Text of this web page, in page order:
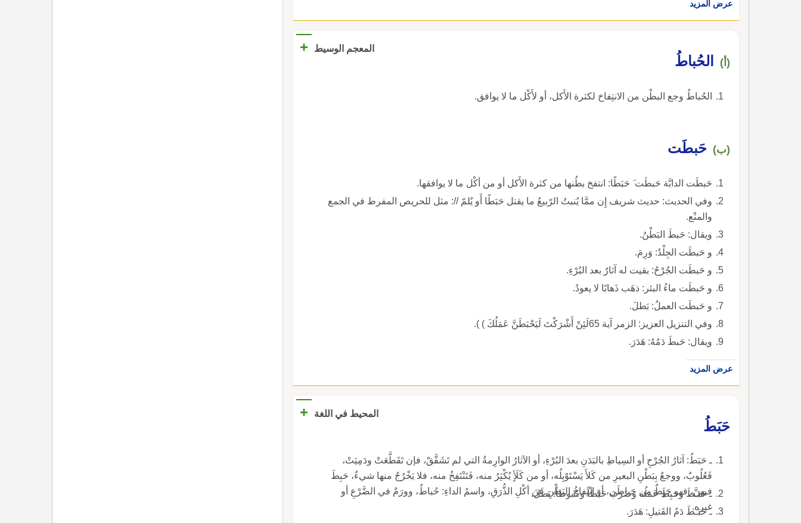
عرض المزيد
المعجم الوسيط +
(أ) الحُباطُ
الحُباطُ وجع البطْن من الانتِفاخ لكثرة الأَكل، أو لأَكْل ما لا يوافق.
(ب) حَبطَت
حَبطَت الدابَّة حَبطَت َ حَبَطًا: انتفخ بطُنها من كثرة الأَكل أو من أكْل ما لا يوافقها.
وفي الحديث: حديث شريف إِن ممَّا يُنبتُ الرّبيعُ ما يقتل حَبَطًا أَو يُلمّ //: مثل للحريص المفرط في الجمع
والمنْع.
ويقال: حَبطَ البَطْنُ.
و حَبطَت الجِلْدُ: وَرِمَ.
و حَبطَت الجُرْحُ: بقيت له آثارٌ بعد البُرْءِ.
و حَبطَت ماءُ البئر: ذهَب ذَهابًا لا يعودُ.
و حَبطَت العملُ: بَطلَ.
وفي التنزيل العزيز: الزمر آية 65لَئِنْ أَشْرَكْتَ لَيَحْبَطَنَّ عَمَلُكَ ) ).
ويقال: حَبطَ دَمُهُ: هَدَرَ.
عرض المزيد
المحيط في اللغة
+
حَبَطُ
ـ حَبَطُ: آثارُ الجُرْحِ أو السِياطِ بالبَدَنِ بعدَ البُرْءِ، أو الآثارُ الوارِمةُ التي لم تَشَقَّقْ، فإن تَقَطَّعَتْ ودَمِيَتْ،
فَعُلُوبٌ، ووجعٌ بِبَطْنِ البعيرِ من كَلأَ يَسْتَوْبِلُه، أو من كَلَأٍ يُكْثِرُ منه، فَتَنْتَفِخُ منه، فلا يَخْرُجُ منها شيءٌ، حَبِطَ
فيهنَّ، فهو حَبِطٌ من حَباطَى، أو انْتِفاخُ البَطْنِ عن أكْلِ الذُّرَقِ، واسمُ الداءِ: حُباطٌ، وورَمٌ في الضَّرْعِ أو
غيره.
ـ حَبَـطَ وحَبِطَ عَمَلُه وضَرَبَ حَبْطاً وحُبوطاً: بَطَلَ.
ـ حَبَـطَ دَمُ القَتيلِ: هَدَرَ.